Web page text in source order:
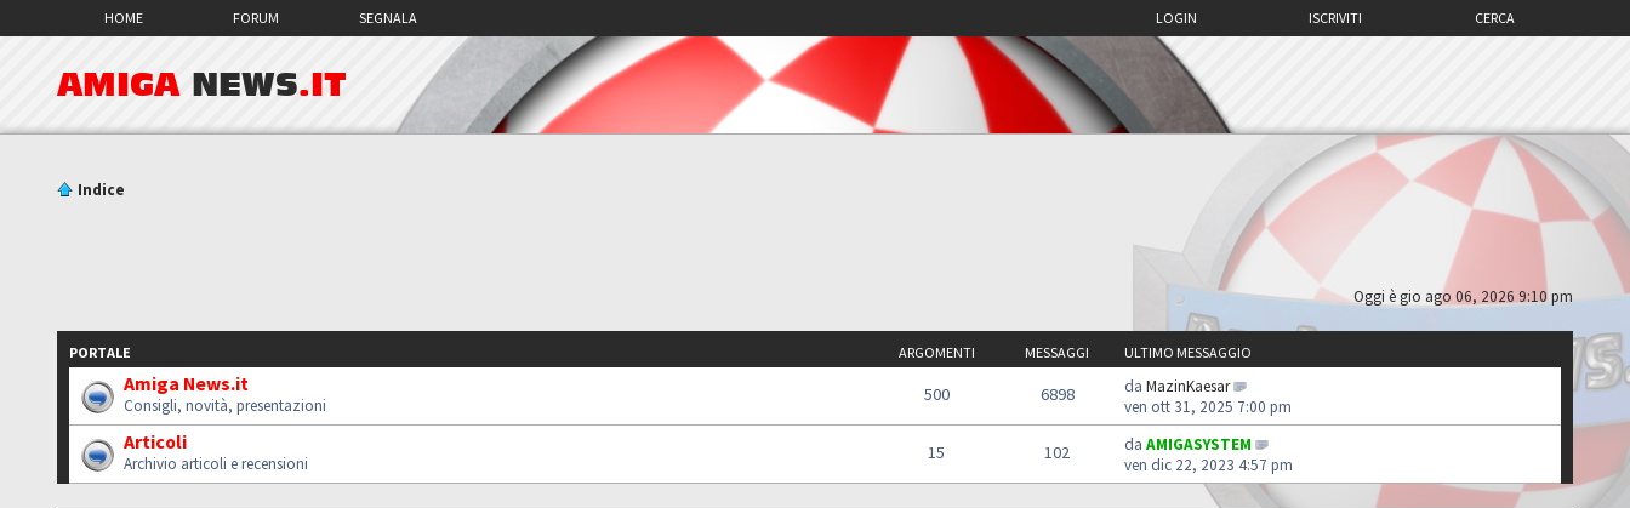
HOME FORUM SEGNALA CERCA
ISCRIVITI
LOGIN
AMIGA NEWS.IT
Indice
Oggi è gio ago 06, 2026 9:10 pm
PORTALE ARGOMENTI MESSAGGI ULTIMO MESSAGGIO
Amiga News.it
Consigli, novità, presentazioni
500 6898 da MazinKaesar
ven ott 31, 2025 7:00 pm
Articoli
Archivio articoli e recensioni
15 102 da AMIGASYSTEM
ven dic 22, 2023 4:57 pm